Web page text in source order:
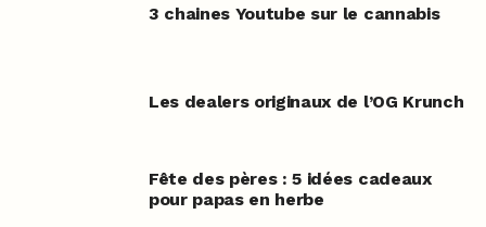
3 chaines Youtube sur le cannabis
Les dealers originaux de l’OG Krunch
Fête des pères : 5 idées cadeaux
pour papas en herbe